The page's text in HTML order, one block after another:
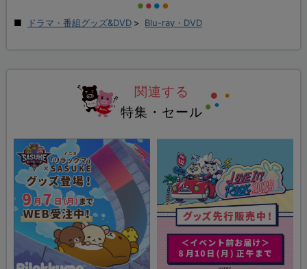
ドラマ・番組グッズ&DVD > Blu-ray・DVD
関連する
特集・セール